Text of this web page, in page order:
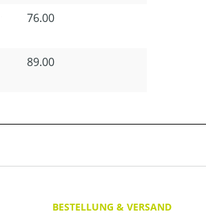
76.00
89.00
BESTELLUNG & VERSAND